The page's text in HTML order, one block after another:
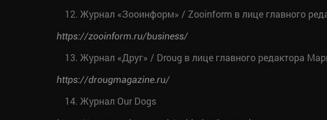
Журнал «Зооинформ» / Zooinform в лице главного
https://zooinform.ru/business/
Журнал «Друг» / Droug в лице главного редактора
https://drougmagazine.ru/
Журнал Our Dogs